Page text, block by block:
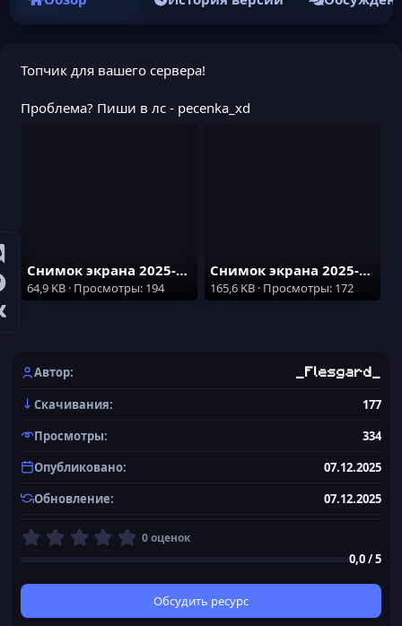
Топчик для вашего сервера!
Проблема? Пиши в лс - pecenka_xd
Снимок экрана 2025-12-07 222034.png
64,9 KB · Просмотры: 194
Снимок экрана 2025-12-07 222026.png
165,6 KB · Просмотры: 172
Автор _Flesgard_
Скачивания
177
Просмотры
334
Опубликовано
07.12.2025
Обновление
07.12.2025
0
0
в
0 оценок
0,0 / 5
Обсудить ресурс